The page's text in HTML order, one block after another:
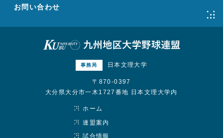
お問い合わせ
事務局 日本文理大学
〒870-0397
大分県大分市一木1727番地 日本文理大学内
ホーム
連盟案内
試合情報